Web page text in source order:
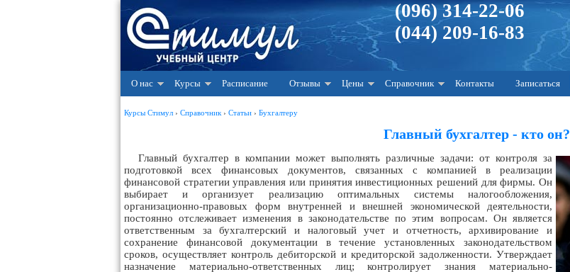
(096) 314-22-06
(044) 209-16-83
О нас Курсы Расписание Отзывы Цены Справочник Контакты Записаться
Курсы Стимул › Справочник › Статьи › Бухгалтеру
Главный бухгалтер - кто он?
Главный бухгалтер в компании может выполнять различные задачи: от контроля за
подготовкой всех финансовых документов, связанных с компанией в реализации
финансовой стратегии управления или принятия инвестиционных решений для фирмы. Он
выбирает и организует реализацию оптимальных системы налогообложения,
организационно-правовых форм внутренней и внешней экономической деятельности,
постоянно отслеживает изменения в законодательстве по этим вопросам. Он является
ответственным за бухгалтерский и налоговый учет и отчетность, архивирование и
сохранение финансовой документации в течение установленных законодательством
сроков, осуществляет контроль дебиторской и кредиторской задолженности. Утверждает
назначение материально-ответственных лиц; контролирует знания материально-